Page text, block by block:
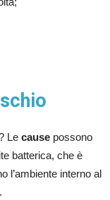
Le cause possono
batterica, che è
l’ambiente interno al
.